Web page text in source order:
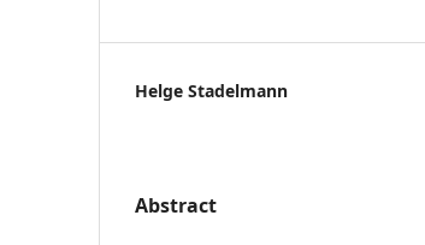
Helge Stadelmann
Abstract